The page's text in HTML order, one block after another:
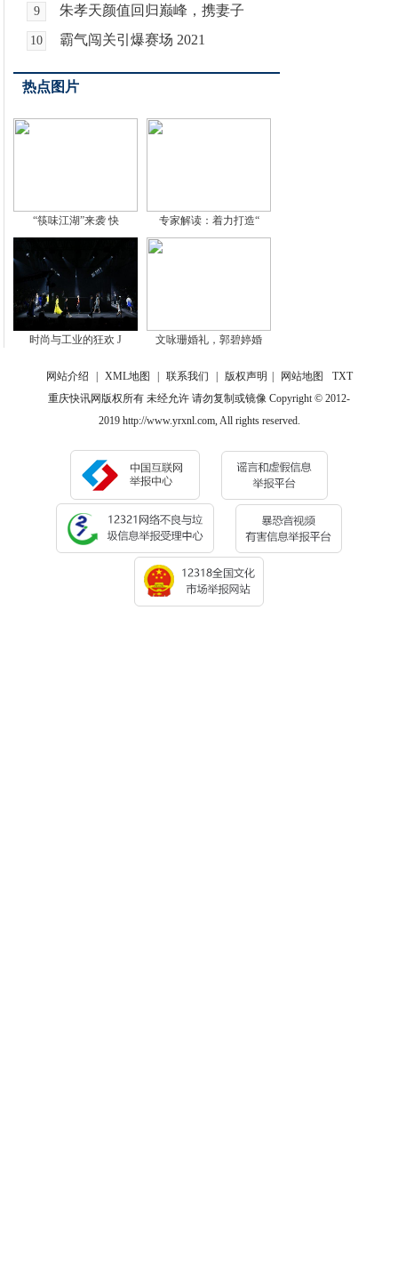
9 朱孝天颜值回归巅峰，携妻子
10 霸气闯关引爆赛场 2021
热点图片
“筷味江湖”来袭 快 专家解读：着力打造“
时尚与工业的狂欢 J 文咏珊婚礼，郭碧婷婚
网站介绍 XML地图 联系我们 版权声明 网站地图
TXT
重庆快讯网版权所有 未经允许 请勿复制或镜像 Copyright © 2012-
2019 http://www.yrxnl.com, All rights reserved.